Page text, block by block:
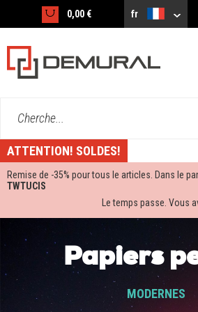
0,00 € fr
Cherche...
ATTENTION! SOLDES!
Remise de -35% pour tous le articles. Dans le
TWTUCIS
Le temps passe. Vous
Papiers
MODERNES